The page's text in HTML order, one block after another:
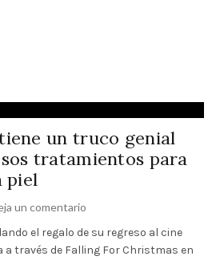
un truco genial
tratamientos para
piel
un comentario
el regalo de su regreso al cine
través de Falling For Christmas en